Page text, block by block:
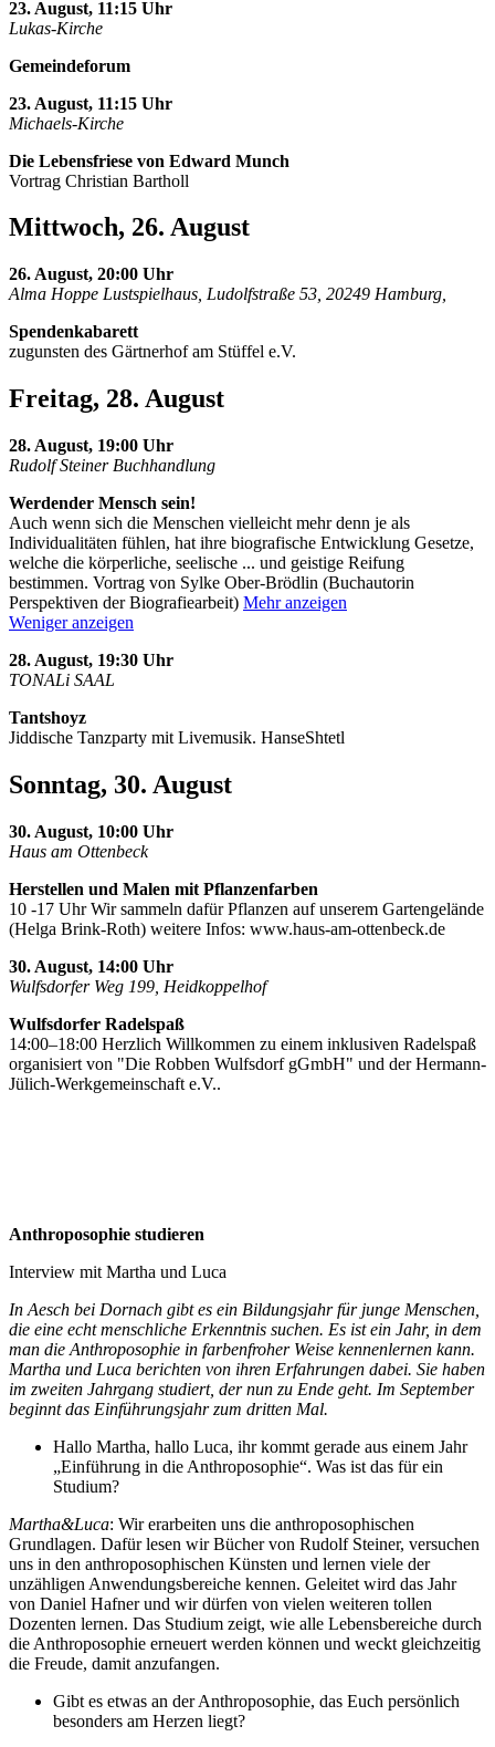
23. August, 11:15 Uhr
Lukas-Kirche
Gemeindeforum
23. August, 11:15 Uhr
Michaels-Kirche
Die Lebensfriese von Edward Munch
Vortrag Christian Bartholl
Mittwoch, 26. August
26. August, 20:00 Uhr
Alma Hoppe Lustspielhaus, Ludolfstraße 53, 20249 Hamburg,
Spendenkabarett
zugunsten des Gärtnerhof am Stüffel e.V.
Freitag, 28. August
28. August, 19:00 Uhr
Rudolf Steiner Buchhandlung
Werdender Mensch sein!
Auch wenn sich die Menschen vielleicht mehr denn je als
Individualitäten fühlen, hat ihre biografische Entwicklung Gesetze,
welche die körperliche, seelische ... und geistige Reifung
bestimmen. Vortrag von Sylke Ober-Brödlin (Buchautorin
Perspektiven der Biografiearbeit) Mehr anzeigen
Weniger anzeigen
28. August, 19:30 Uhr
TONALi SAAL
Tantshoyz
Jiddische Tanzparty mit Livemusik. HanseShtetl
Sonntag, 30. August
30. August, 10:00 Uhr
Haus am Ottenbeck
Herstellen und Malen mit Pflanzenfarben
10 -17 Uhr Wir sammeln dafür Pflanzen auf unserem Gartengelände
(Helga Brink-Roth) weitere Infos: www.haus-am-ottenbeck.de
30. August, 14:00 Uhr
Wulfsdorfer Weg 199, Heidkoppelhof
Wulfsdorfer Radelspaß
14:00–18:00 Herzlich Willkommen zu einem inklusiven Radelspaß
organisiert von "Die Robben Wulfsdorf gGmbH" und der Hermann-
Jülich-Werkgemeinschaft e.V..
Anthroposophie studieren
Interview mit Martha und Luca
In Aesch bei Dornach gibt es ein Bildungsjahr für junge Menschen,
die eine echt menschliche Erkenntnis suchen. Es ist ein Jahr, in dem
man die Anthroposophie in farbenfroher Weise kennenlernen kann.
Martha und Luca berichten von ihren Erfahrungen dabei. Sie haben
im zweiten Jahrgang studiert, der nun zu Ende geht. Im September
beginnt das Einführungsjahr zum dritten Mal.
Hallo Martha, hallo Luca, ihr kommt gerade aus einem Jahr
„Einführung in die Anthroposophie“. Was ist das für ein
Studium?
Martha&Luca: Wir erarbeiten uns die anthroposophischen
Grundlagen. Dafür lesen wir Bücher von Rudolf Steiner, versuchen
uns in den anthroposophischen Künsten und lernen viele der
unzähligen Anwendungsbereiche kennen. Geleitet wird das Jahr
von Daniel Hafner und wir dürfen von vielen weiteren tollen
Dozenten lernen. Das Studium zeigt, wie alle Lebensbereiche durch
die Anthroposophie erneuert werden können und weckt gleichzeitig
die Freude, damit anzufangen.
Gibt es etwas an der Anthroposophie, das Euch persönlich
besonders am Herzen liegt?